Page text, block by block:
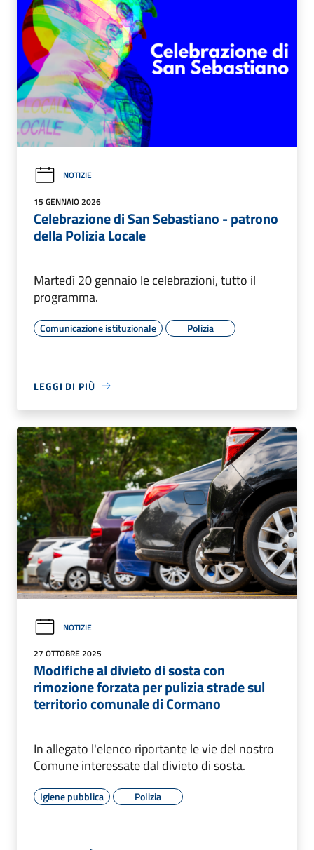
NOTIZIE
15 GENNAIO 2026
Celebrazione di San Sebastiano - patrono
della Polizia Locale
Martedì 20 gennaio le celebrazioni, tutto il
programma.
Comunicazione istituzionale Polizia
LEGGI DI PIÙ
NOTIZIE
27 OTTOBRE 2025
Modifiche al divieto di sosta con
rimozione forzata per pulizia strade sul
territorio comunale di Cormano
In allegato l'elenco riportante le vie del nostro
Comune interessate dal divieto di sosta.
Igiene pubblica Polizia